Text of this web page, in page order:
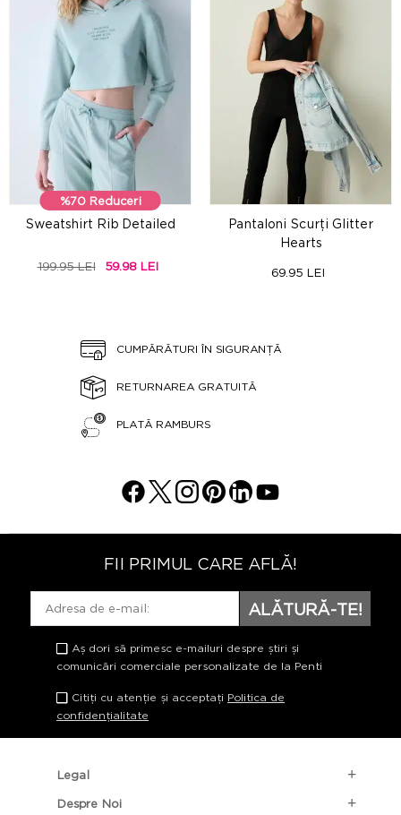
%70 Reduceri
Sweatshirt Rib Detailed
199.95 LEI 59.98 LEI
Pantaloni Scurți Glitter
Hearts
69.95 LEI
CUMPĂRĂTURI ÎN SIGURANȚĂ
RETURNAREA GRATUITĂ
PLATĂ RAMBURS
FII PRIMUL CARE AFLĂ!
ALĂTURĂ-TE!
Aș dori să primesc e-mailuri despre știri și
comunicări comerciale personalizate de la Penti
Citiți cu atenție și acceptați Politica de
confidențialitate
Legal
Despre Noi